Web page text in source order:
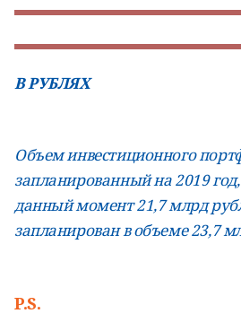
В РУБЛЯХ
Объем инвестиционного
запланированный на 2019 год,
данный момент 21,7 млрд
запланирован в объеме 23,7
P.S.